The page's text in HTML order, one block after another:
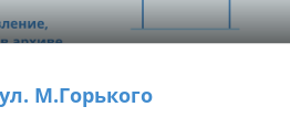
М.Горького